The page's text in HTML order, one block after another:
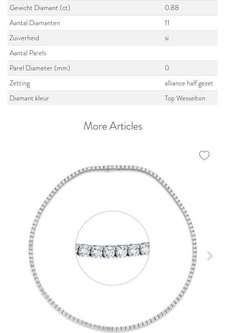
Gewicht Diamant (ct)
0.88
Aantal Diamanten
11
Zuiverheid
si
Aantal Parels
Parel Diameter (mm)
0
Zetting
alliance half gezet
Diamant kleur
Top Wesselton
More Articles